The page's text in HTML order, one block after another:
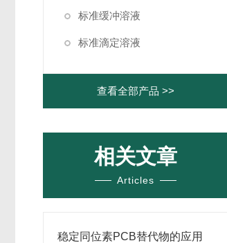
标准缓冲溶液
标准滴定溶液
查看全部产品 >>
相关文章
Articles
稳定同位素PCB替代物的应用